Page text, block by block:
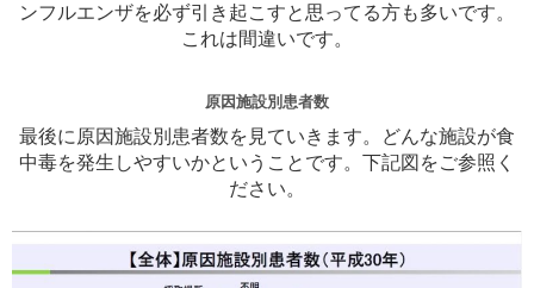
ンフルエンザを必ず引き起こすと思ってる方も多いです。
これは間違いです。
原因施設別患者数
最後に原因施設別患者数を見ていきます。どんな施設が食
中毒を発生しやすいかということです。下記図をご参照く
ださい。